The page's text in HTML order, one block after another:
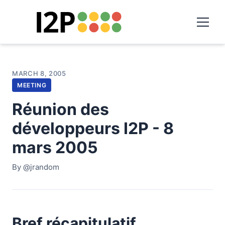
MARCH 8, 2005
MEETING
Réunion des
développeurs I2P - 8
mars 2005
By @jrandom